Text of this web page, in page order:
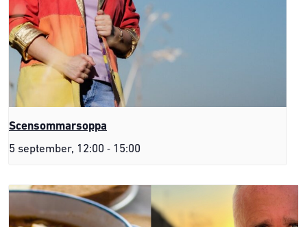
Scensommarsoppa
5 september, 12:00 - 15:00